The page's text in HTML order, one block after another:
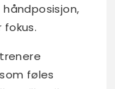
føles